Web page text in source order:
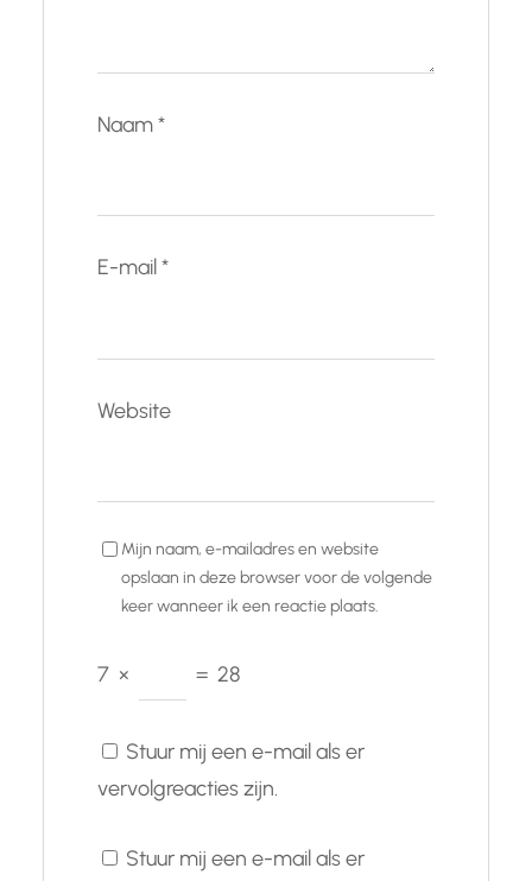
Naam*
E-mail*
Website
Mijn naam, e-mailadres en website
opslaan in deze browser voor de volgende
keer wanneer ik een reactie plaats.
7 × = 28
Stuur mij een e-mail als er
vervolgreacties zijn.
Stuur mij een e-mail als er